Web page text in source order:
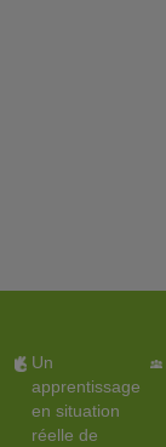
Un
apprentissage
en situation
réelle de